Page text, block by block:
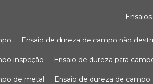
ensaio de dureza de campo não
inspeção ensaio de dureza para
de metal ensaio de dureza de